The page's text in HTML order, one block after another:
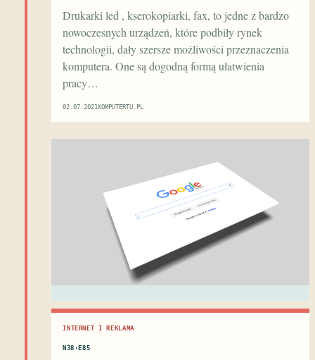
Drukarki led , kserokopiarki, fax, to jedne z bardzo
nowoczesnych urządzeń, które podbiły rynek
technologii, dały szersze możliwości przeznaczenia
komputera. One są dogodną formą ułatwienia
pracy…
02.07.2021KOMPUTERTU.PL
INTERNET I REKLAMA
N38·E85